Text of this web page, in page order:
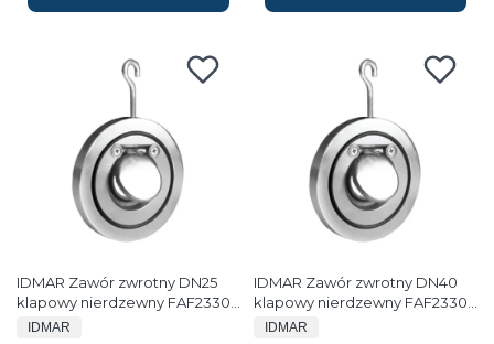
IDMAR Zawór zwrotny DN25
klapowy nierdzewny FAF2330
do mediów nieagresywnych
PRODUCENT
IDMAR
IDMAR Zawór zwrotny DN40
klapowy nierdzewny FAF2330
do mediów nieagresywnych
PRODUCENT
IDMAR